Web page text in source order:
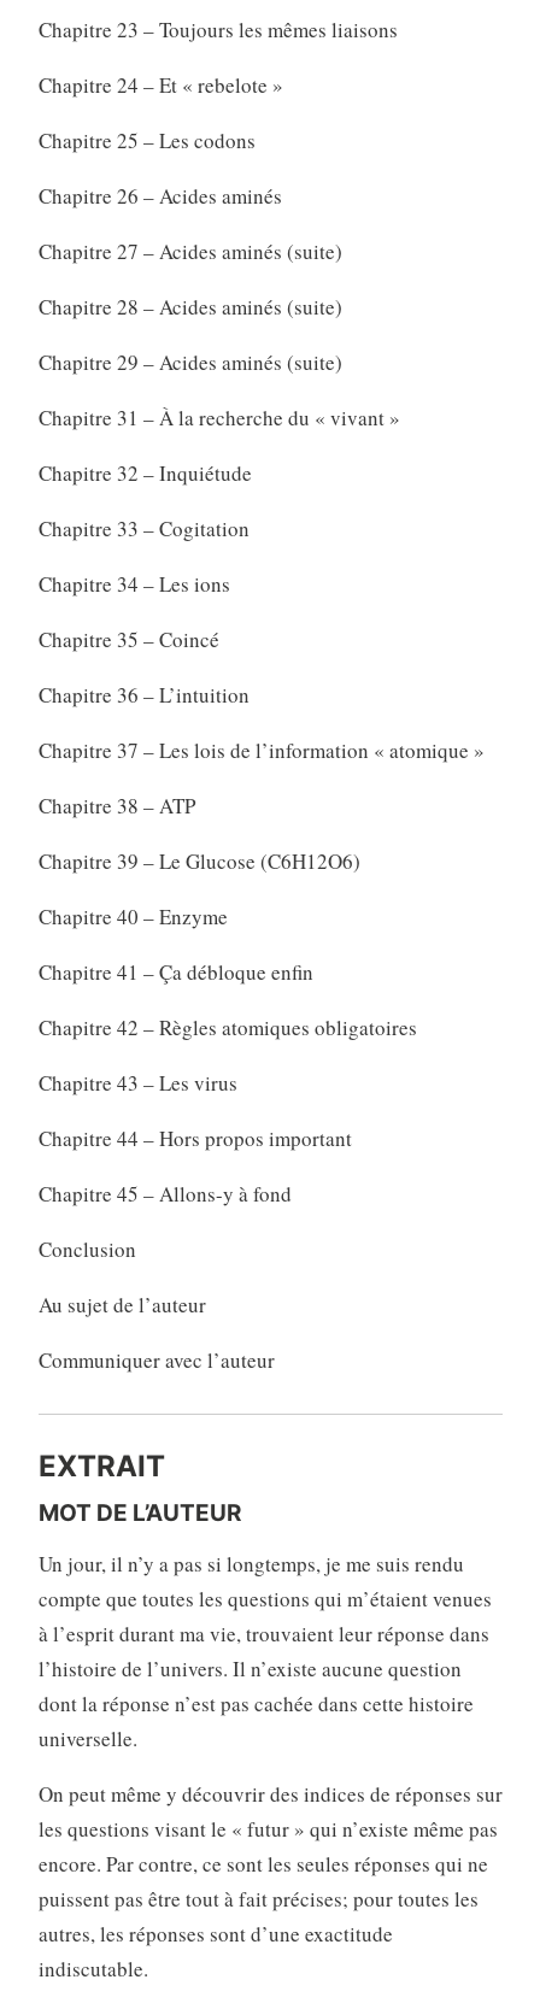
Chapitre 23 – Toujours les mêmes liaisons
Chapitre 24 – Et « rebelote »
Chapitre 25 – Les codons
Chapitre 26 – Acides aminés
Chapitre 27 – Acides aminés (suite)
Chapitre 28 – Acides aminés (suite)
Chapitre 29 – Acides aminés (suite)
Chapitre 31 – À la recherche du « vivant »
Chapitre 32 – Inquiétude
Chapitre 33 – Cogitation
Chapitre 34 – Les ions
Chapitre 35 – Coincé
Chapitre 36 – L’intuition
Chapitre 37 – Les lois de l’information « atomique »
Chapitre 38 – ATP
Chapitre 39 – Le Glucose (C6H12O6)
Chapitre 40 – Enzyme
Chapitre 41 – Ça débloque enfin
Chapitre 42 – Règles atomiques obligatoires
Chapitre 43 – Les virus
Chapitre 44 – Hors propos important
Chapitre 45 – Allons-y à fond
Conclusion
Au sujet de l’auteur
Communiquer avec l’auteur
EXTRAIT
MOT DE L’AUTEUR
Un jour, il n’y a pas si longtemps, je me suis rendu
compte que toutes les questions qui m’étaient venues
à l’esprit durant ma vie, trouvaient leur réponse dans
l’histoire de l’univers. Il n’existe aucune question
dont la réponse n’est pas cachée dans cette histoire
universelle.
On peut même y découvrir des indices de réponses sur
les questions visant le « futur » qui n’existe même pas
encore. Par contre, ce sont les seules réponses qui ne
puissent pas être tout à fait précises; pour toutes les
autres, les réponses sont d’une exactitude
indiscutable.